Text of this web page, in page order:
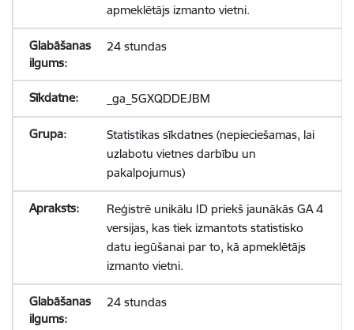
apmeklētājs izmanto vietni.
24 stundas
_ga_5GXQDDEJBM
Statistikas sīkdatnes (nepieciešamas, lai
uzlabotu vietnes darbību un
pakalpojumus)
Reģistrē unikālu ID priekš jaunākās GA 4
versijas, kas tiek izmantots statistisko
datu iegūšanai par to, kā apmeklētājs
izmanto vietni.
24 stundas